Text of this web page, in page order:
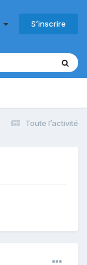
S’inscrire
Toute l’activité